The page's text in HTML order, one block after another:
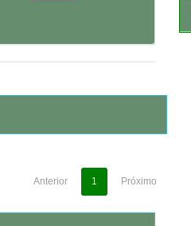
Anterior 1 Próximo